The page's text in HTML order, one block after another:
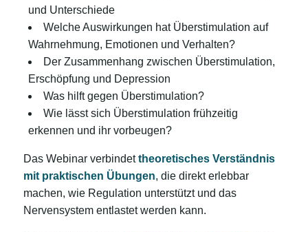
und Unterschiede
Welche Auswirkungen hat Überstimulation auf
Wahrnehmung, Emotionen und Verhalten?
Der Zusammenhang zwischen Überstimulation,
Erschöpfung und Depression
Was hilft gegen Überstimulation?
Wie lässt sich Überstimulation frühzeitig
erkennen und ihr vorbeugen?
Das Webinar verbindettheoretisches Verständnis
mit praktischen Übungen, die direkt erlebbar
machen, wie Regulation unterstützt und das
Nervensystem entlastet werden kann.